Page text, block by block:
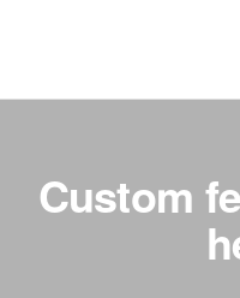
Custom